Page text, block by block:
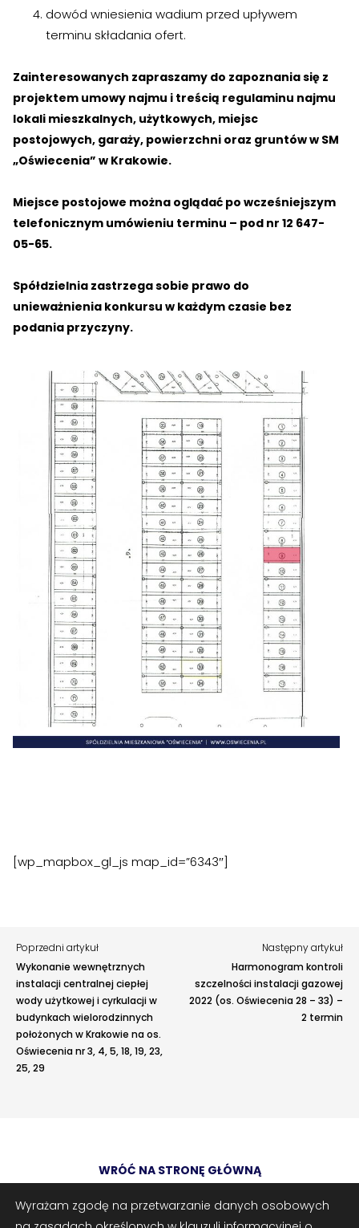
dowód wniesienia wadium przed upływem
terminu składania ofert.
Zainteresowanych zapraszamy do zapoznania się z
projektem umowy najmu i treścią regulaminu najmu
lokali mieszkalnych, użytkowych, miejsc
postojowych, garaży, powierzchni oraz gruntów w SM
„Oświecenia” w Krakowie.
Miejsce postojowe można oglądać po wcześniejszym
telefonicznym umówieniu terminu – pod nr 12 647-
05-65.
Spółdzielnia zastrzega sobie prawo do
unieważnienia konkursu w każdym czasie bez
podania przyczyny.
[wp_mapbox_gl_js map_id=”6343″]
Poprzedni artykuł
Wykonanie wewnętrznych
instalacji centralnej ciepłej
wody użytkowej i cyrkulacji w
budynkach wielorodzinnych
położonych w Krakowie na os.
Oświecenia nr 3, 4, 5, 18, 19, 23,
25, 29
Następny artykuł
Harmonogram kontroli
szczelności instalacji gazowej
2022 (os. Oświecenia 28 – 33) –
2 termin
WRÓĆ NA STRONĘ GŁÓWNĄ
Tu możesz zgłosić uwagi do strony internetowej lub
zaproponować ulepszenia.
Opis
Załączniki opcjonalnie
Zrób zrzut ekranu Dodaj plik
Wyrażam zgodę na przetwarzanie danych osobowych